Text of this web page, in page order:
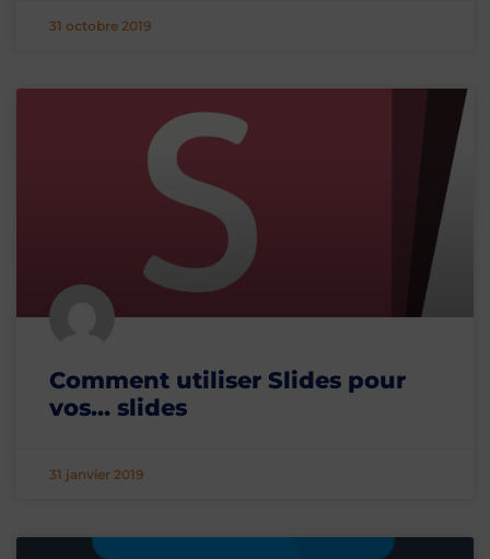
31 octobre 2019
Comment utiliser Slides pour
vos… slides
31 janvier 2019